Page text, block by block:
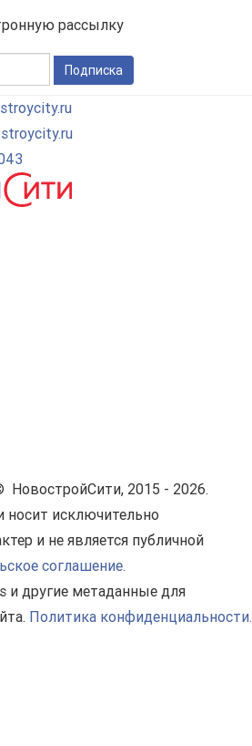
рассылку
Подписка
2015 - 2026.
носит исключительно
и не является публичной
соглашение.
и другие метаданные для
Политика конфиденциальности.